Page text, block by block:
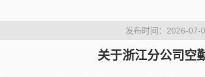
发布时间：2026-07-
关于浙江分公司空